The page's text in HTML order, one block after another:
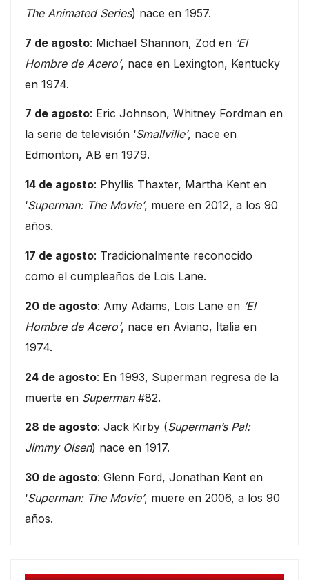
The Animated Series) nace en 1957.
7 de agosto: Michael Shannon, Zod en ‘El
Hombre de Acero’, nace en Lexington, Kentucky
en 1974.
7 de agosto: Eric Johnson, Whitney Fordman en
la serie de televisión ‘Smallville’, nace en
Edmonton, AB en 1979.
14 de agosto: Phyllis Thaxter, Martha Kent en
‘Superman: The Movie’, muere en 2012, a los 90
años.
17 de agosto: Tradicionalmente reconocido
como el cumpleaños de Lois Lane.
20 de agosto: Amy Adams, Lois Lane en ‘El
Hombre de Acero’, nace en Aviano, Italia en
1974.
24 de agosto: En 1993, Superman regresa de la
muerte en Superman#82.
28 de agosto: Jack Kirby (Superman’s Pal:
Jimmy Olsen) nace en 1917.
30 de agosto: Glenn Ford, Jonathan Kent en
‘Superman: The Movie’, muere en 2006, a los 90
años.